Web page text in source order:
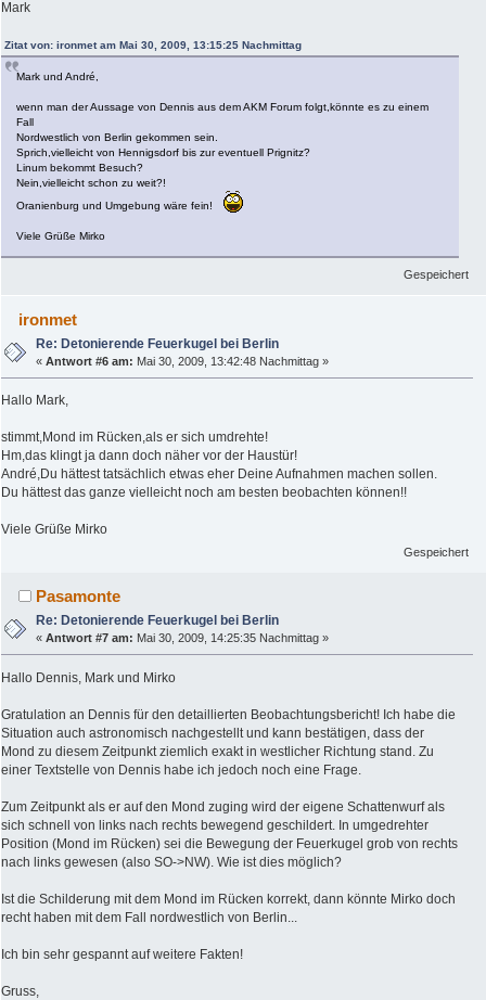
Mark
Zitat von: ironmet am Mai 30, 2009, 13:15:25 Nachmittag
Mark und André,
wenn man der Aussage von Dennis aus dem AKM Forum folgt,könnte es zu einem
Fall
Nordwestlich von Berlin gekommen sein.
Sprich,vielleicht von Hennigsdorf bis zur eventuell Prignitz?
Linum bekommt Besuch?
Nein,vielleicht schon zu weit?!
Oranienburg und Umgebung wäre fein!
Viele Grüße Mirko
Gespeichert
ironmet
Re: Detonierende Feuerkugel bei Berlin
«Antwort #6 am: Mai 30, 2009, 13:42:48 Nachmittag »
Hallo Mark,
stimmt,Mond im Rücken,als er sich umdrehte!
Hm,das klingt ja dann doch näher vor der Haustür!
André,Du hättest tatsächlich etwas eher Deine Aufnahmen machen sollen.
Du hättest das ganze vielleicht noch am besten beobachten können!!
Viele Grüße Mirko
Gespeichert
Pasamonte
Re: Detonierende Feuerkugel bei Berlin
«Antwort #7 am: Mai 30, 2009, 14:25:35 Nachmittag »
Hallo Dennis, Mark und Mirko
Gratulation an Dennis für den detaillierten Beobachtungsbericht! Ich habe die
Situation auch astronomisch nachgestellt und kann bestätigen, dass der
Mond zu diesem Zeitpunkt ziemlich exakt in westlicher Richtung stand. Zu
einer Textstelle von Dennis habe ich jedoch noch eine Frage.
Zum Zeitpunkt als er auf den Mond zuging wird der eigene Schattenwurf als
sich schnell von links nach rechts bewegend geschildert. In umgedrehter
Position (Mond im Rücken) sei die Bewegung der Feuerkugel grob von rechts
nach links gewesen (also SO->NW). Wie ist dies möglich?
Ist die Schilderung mit dem Mond im Rücken korrekt, dann könnte Mirko doch
recht haben mit dem Fall nordwestlich von Berlin...
Ich bin sehr gespannt auf weitere Fakten!
Gruss,